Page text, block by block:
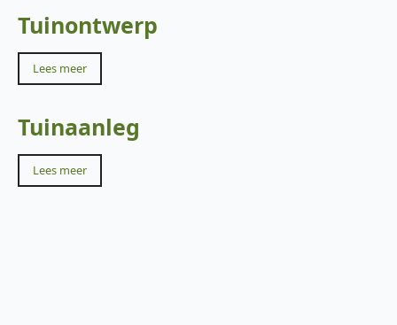
Tuinontwerp
Lees meer
Tuinaanleg
Lees meer